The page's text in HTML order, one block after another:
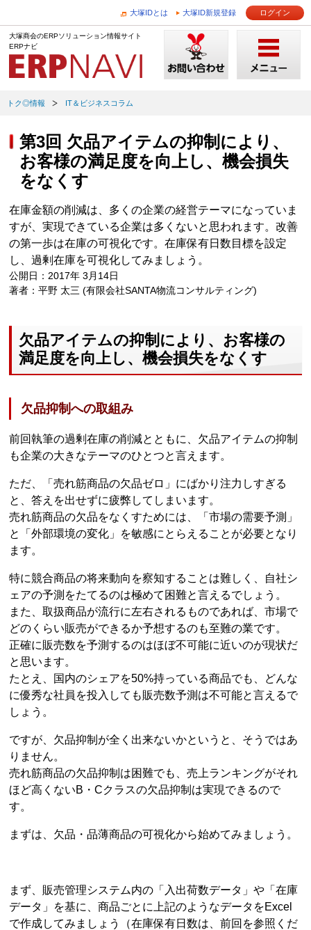
大塚IDとは 大塚ID新規登録 ログイン
大塚商会のERPソリューション情報サイト
ERPナビ
トク◎情報 IT＆ビジネスコラム
第3回 欠品アイテムの抑制により、
お客様の満足度を向上し、機会損失
をなくす
在庫金額の削減は、多くの企業の経営テーマになっていま
すが、実現できている企業は多くないと思われます。改善
の第一歩は在庫の可視化です。在庫保有日数目標を設定
し、過剰在庫を可視化してみましょう。
公開日：2017年 3月14日
著者：平野 太三 (有限会社SANTA物流コンサルティング)
欠品アイテムの抑制により、お客様の
満足度を向上し、機会損失をなくす
欠品抑制への取組み
前回執筆の過剰在庫の削減とともに、欠品アイテムの抑制
も企業の大きなテーマのひとつと言えます。
ただ、「売れ筋商品の欠品ゼロ」にばかり注力しすぎる
と、答えを出せずに疲弊してしまいます。
売れ筋商品の欠品をなくすためには、「市場の需要予測」
と「外部環境の変化」を敏感にとらえることが必要となり
ます。
特に競合商品の将来動向を察知することは難しく、自社シ
ェアの予測をたてるのは極めて困難と言えるでしょう。
また、取扱商品が流行に左右されるものであれば、市場で
どのくらい販売ができるか予想するのも至難の業です。
正確に販売数を予測するのはほぼ不可能に近いのが現状だ
と思います。
たとえ、国内のシェアを50%持っている商品でも、どんな
に優秀な社員を投入しても販売数予測は不可能と言えるで
しょう。
ですが、欠品抑制が全く出来ないかというと、そうではあ
りません。
売れ筋商品の欠品抑制は困難でも、売上ランキングがそれ
ほど高くないB・Cクラスの欠品抑制は実現できるので
す。
まずは、欠品・品薄商品の可視化から始めてみましょう。
まず、販売管理システム内の「入出荷数データ」や「在庫
データ」を基に、商品ごとに上記のようなデータをExcel
で作成してみましょう（在庫保有日数は、前回を参照くだ